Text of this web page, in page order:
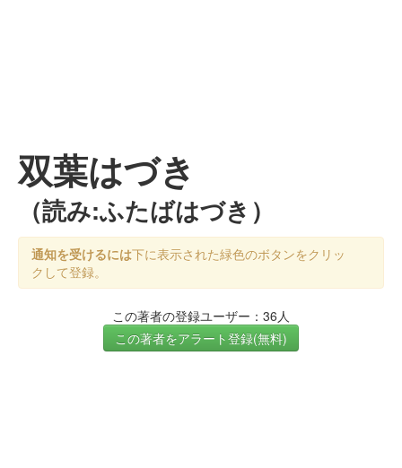
双葉はづき
（読み:ふたばはづき）
通知を受けるには下に表示された緑色のボタンをクリッ
クして登録。
この著者の登録ユーザー：36人
この著者をアラート登録(無料)